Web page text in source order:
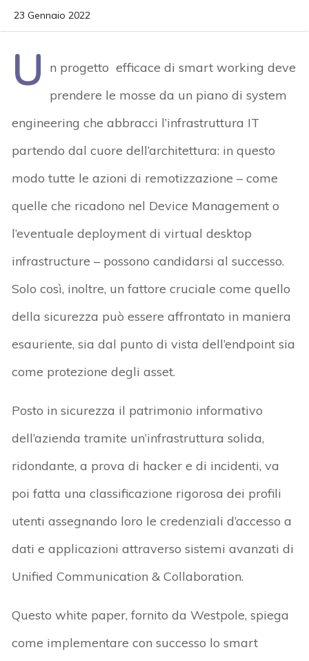
23 Gennaio 2022
U
n progetto efficace di smart working deve
prendere le mosse da un piano di system
engineering che abbracci l’infrastruttura IT
partendo dal cuore dell’architettura: in questo
modo tutte le azioni di remotizzazione – come
quelle che ricadono nel Device Management o
l’eventuale deployment di virtual desktop
infrastructure – possono candidarsi al successo.
Solo così, inoltre, un fattore cruciale come quello
della sicurezza può essere affrontato in maniera
esauriente, sia dal punto di vista dell’endpoint sia
come protezione degli asset.
Posto in sicurezza il patrimonio informativo
dell’azienda tramite un’infrastruttura solida,
ridondante, a prova di hacker e di incidenti, va
poi fatta una classificazione rigorosa dei profili
utenti assegnando loro le credenziali d’accesso a
dati e applicazioni attraverso sistemi avanzati di
Unified Communication & Collaboration.
Questo white paper, fornito da Westpole, spiega
come implementare con successo lo smart